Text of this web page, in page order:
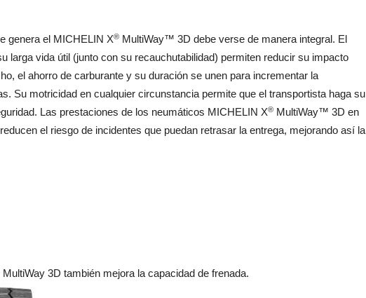
genera el MICHELIN X® MultiWay™ 3D debe verse de manera integral. El
larga vida útil (junto con su recauchutabilidad) permiten reducir su impacto
el ahorro de carburante y su duración se unen para incrementar la
Su motricidad en cualquier circunstancia permite que el transportista haga su
Las prestaciones de los neumáticos MICHELIN X® MultiWay™ 3D en
el riesgo de incidentes que puedan retrasar la entrega, mejorando así la
3D también mejora la capacidad de frenada.